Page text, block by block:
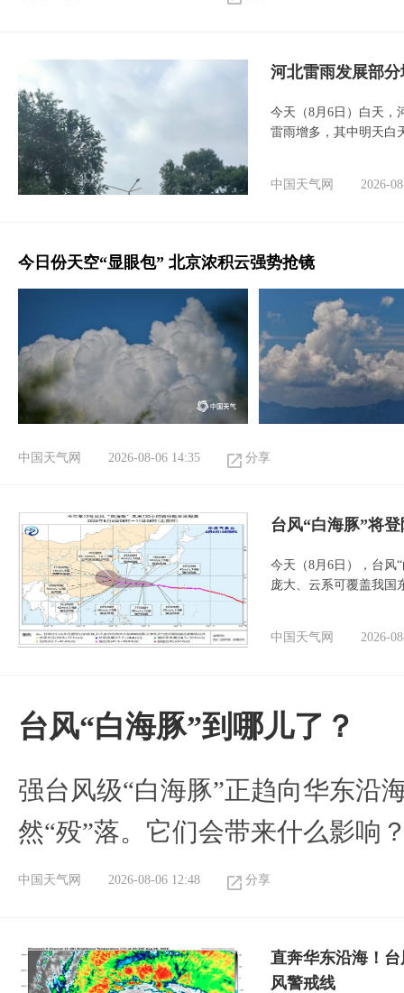
河北雷雨发展部
今天（8月6日）白天，
雷雨增多，其中明天白
中国天气网 2026-
今日份天空“显眼包” 北京浓积云强势抢镜
中国天气网 2026-08-06 14:35 分享
台风“白海豚”将
今天（8月6日），台风
庞大、云系可覆盖我国
中国天气网 2026-
台风“白海豚”到哪儿了？
强台风级“白海豚”正趋向华东沿
然“殁”落。它们会带来什么影响
中国天气网 2026-08-06 12:48 分享
直奔华东沿海！
风警戒线